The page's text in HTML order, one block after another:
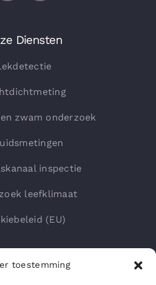
toestemming
Diensten
zwam onderzoek
inspectie
leefklimaat
(EU)